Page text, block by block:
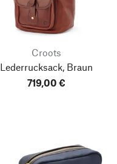
Croots
Lederrucksack, Braun
719,00 €